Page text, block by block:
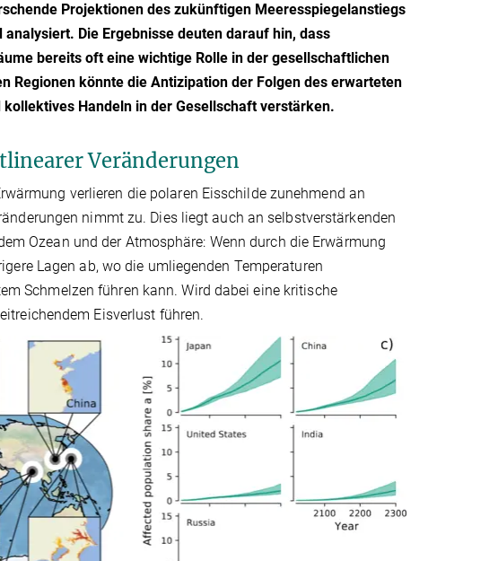
Projektionen des zukünftigen Meeresspiegelanstiegs
Die Ergebnisse deuten darauf hin, dass
bereits oft eine wichtige Rolle in der gesellschaftlichen
Regionen könnte die Antizipation der Folgen des erwarteten
Handeln in der Gesellschaft verstärken.
Veränderungen
verlieren die polaren Eisschilde zunehmend an
nimmt zu. Dies liegt auch an selbstverstärkenden
Ozean und der Atmosphäre: Wenn durch die Erwärmung
Lagen ab, wo die umliegenden Temperaturen
Schmelzen führen kann. Wird dabei eine kritische
Eisverlust führen.